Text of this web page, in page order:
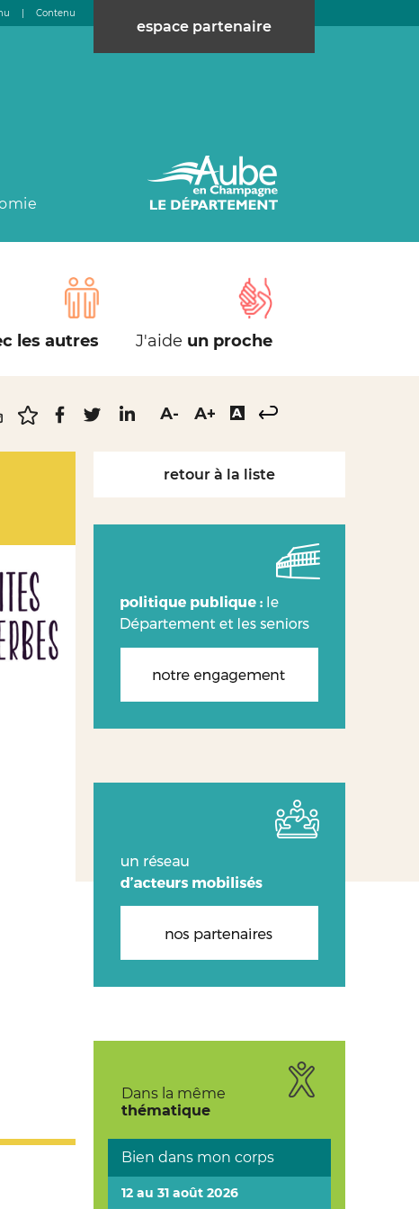
| Contenu
espace partenaire
les autres J'aide un proche
retour à la liste
Dans la même
thématique
Bien dans mon corps
12 au 31 août 2026